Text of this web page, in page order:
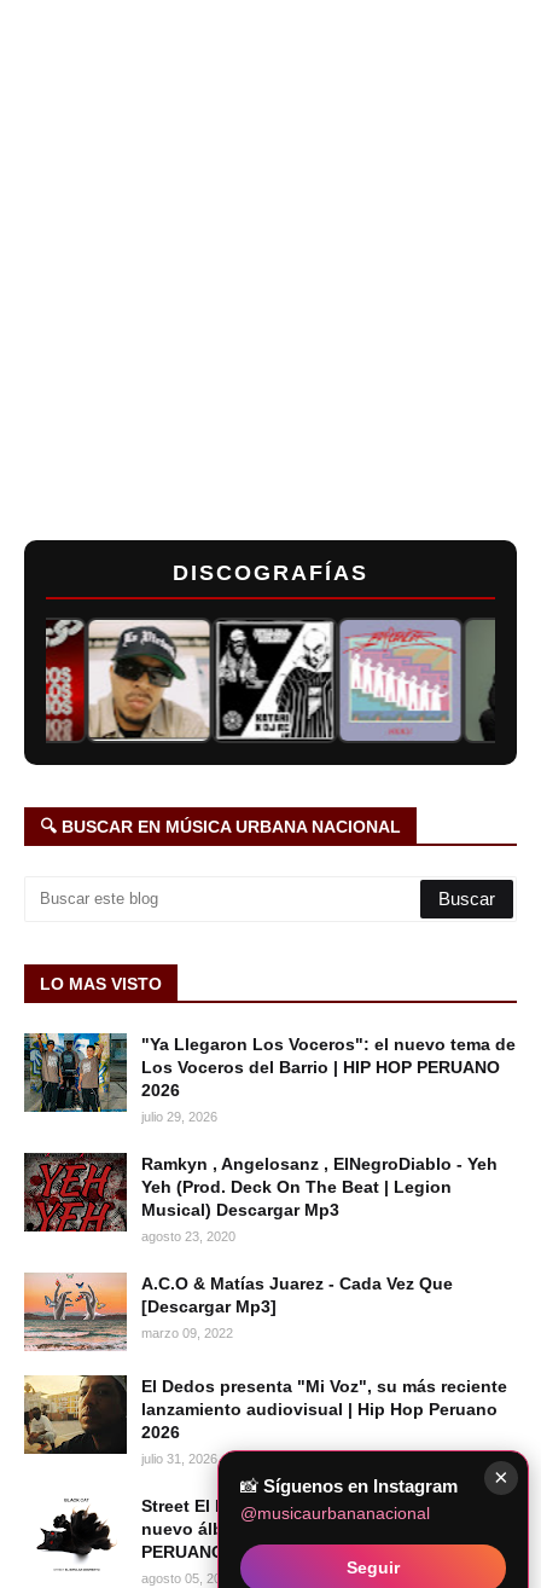
DISCOGRAFÍAS
🔍 BUSCAR EN MÚSICA URBANA NACIONAL
LO MAS VISTO
"Ya Llegaron Los Voceros": el nuevo tema de
Los Voceros del Barrio | HIP HOP PERUANO
2026
julio 29, 2026
Ramkyn , Angelosanz , ElNegroDiablo - Yeh
Yeh (Prod. Deck On The Beat | Legion
Musical) Descargar Mp3
agosto 23, 2020
A.C.O & Matías Juarez - Cada Vez Que
[Descargar Mp3]
marzo 09, 2022
El Dedos presenta "Mi Voz", su más reciente
lanzamiento audiovisual | Hip Hop Peruano
2026
julio 31, 2026
Street El Bipolar Despierto presenta su
nuevo álbum BLACK CAT | HIP HOP
PERUANO 2026
agosto 05, 2026
×
📸 Síguenos en Instagram
@musicaurbananacional
Seguir